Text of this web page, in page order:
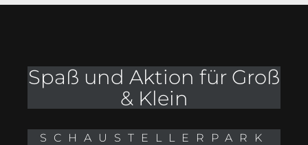
Spaß und Aktion für Groß